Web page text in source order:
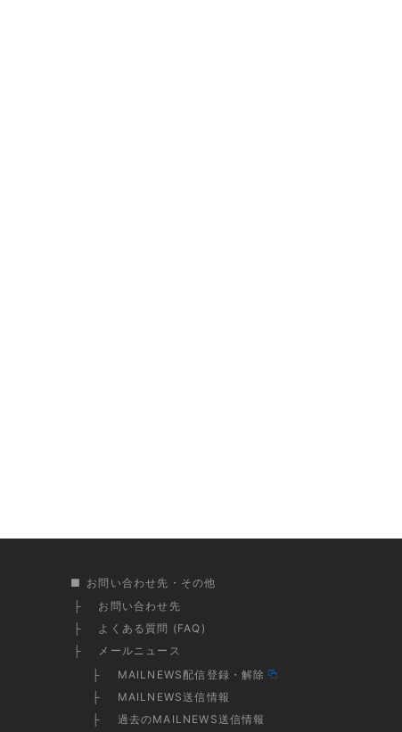
お問い合わせ先・その他
お問い合わせ先
よくある質問 (FAQ)
メールニュース
MAILNEWS配信登録・解除
MAILNEWS送信情報
過去のMAILNEWS送信情報